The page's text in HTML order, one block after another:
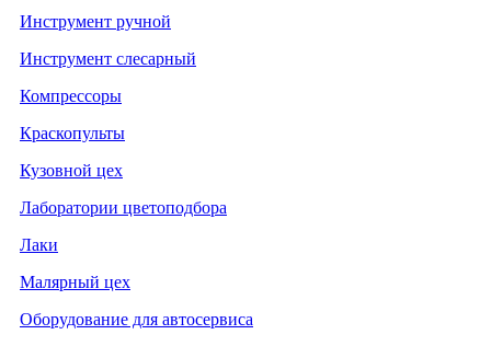
Инструмент ручной
Инструмент слесарный
Компрессоры
Краскопульты
Кузовной цех
Лаборатории цветоподбора
Лаки
Малярный цех
Оборудование для автосервиса